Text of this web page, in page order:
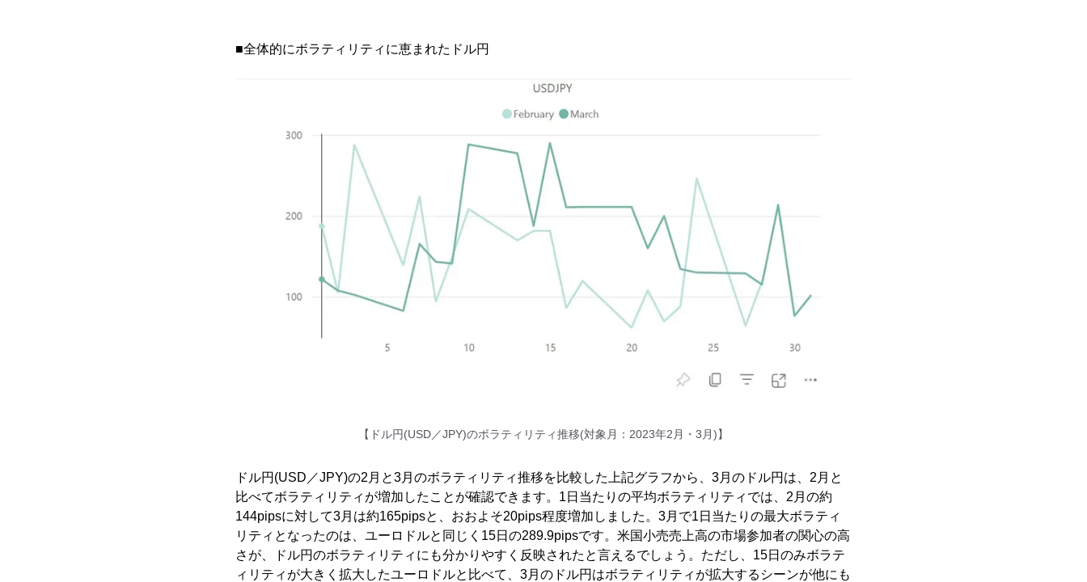
■全体的にボラティリティに恵まれたドル円
【ドル円(USD／JPY)のボラティリティ推移(対象月：2023年2月・3月)】
ドル円(USD／JPY)の2月と3月のボラティリティ推移を比較した上記グラフから、3月のドル円は、2月と
比べてボラティリティが増加したことが確認できます。1日当たりの平均ボラティリティでは、2月の約
144pipsに対して3月は約165pipsと、おおよそ20pips程度増加しました。3月で1日当たりの最大ボラティ
リティとなったのは、ユーロドルと同じく15日の289.9pipsです。米国小売売上高の市場参加者の関心の高
さが、ドル円のボラティリティにも分かりやすく反映されたと言えるでしょう。ただし、15日のみボラテ
ィリティが大きく拡大したユーロドルと比べて、3月のドル円はボラティリティが拡大するシーンが他にも